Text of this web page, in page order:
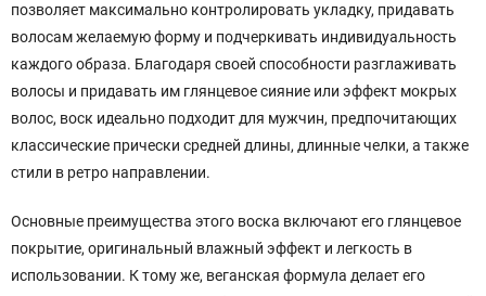
позволяет максимально контролировать укладку, придавать
волосам желаемую форму и подчеркивать индивидуальность
каждого образа. Благодаря своей способности разглаживать
волосы и придавать им глянцевое сияние или эффект мокрых
волос, воск идеально подходит для мужчин, предпочитающих
классические прически средней длины, длинные челки, а также
стили в ретро направлении.
Основные преимущества этого воска включают его глянцевое
покрытие, оригинальный влажный эффект и легкость в
использовании. К тому же, веганская формула делает его